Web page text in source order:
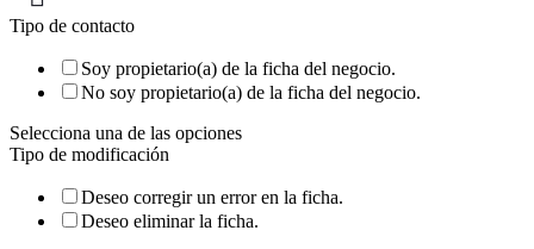
Tipo de contacto
Soy propietario(a) de la ficha del negocio.
No soy propietario(a) de la ficha del negocio.
Selecciona una de las opciones
Tipo de modificación
Deseo corregir un error en la ficha.
Deseo eliminar la ficha.